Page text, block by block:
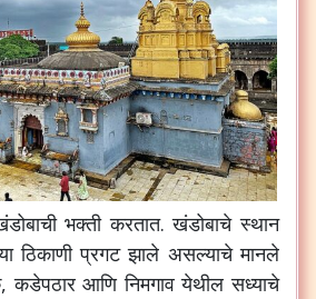
भक्ती करतात. खंडोबाचे स्थान
ठिकाणी प्रगट झाले असल्याचे मानले
कडेपठार आणि निमगाव येथील सध्याचे